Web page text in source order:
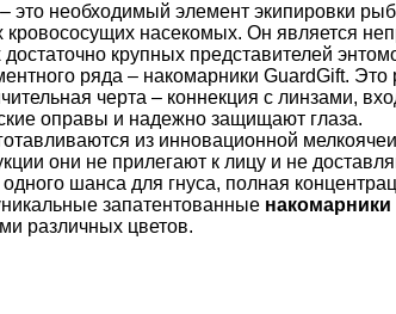
это необходимый элемент экипировки
насекомых. Он является
крупных представителей
ряда – накомарники GuardGift. Это
черта – коннекция с линзами,
оправы и надежно защищают глаза.
из инновационной
они не прилегают к лицу и не
шанса для гнуса, полная
никальные запатентованные накомарники
различных цветов.